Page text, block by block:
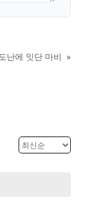
난에 잇단 마비 »